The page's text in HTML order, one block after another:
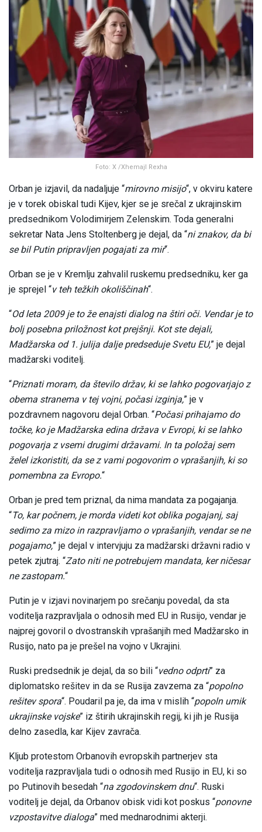
Foto: X /Xhemajl Rexha
Orban je izjavil, da nadaljuje “mirovno misijo“, v okviru katere
je v torek obiskal tudi Kijev, kjer se je srečal z ukrajinskim
predsednikom Volodimirjem Zelenskim. Toda generalni
sekretar Nata Jens Stoltenberg je dejal, da “ni znakov, da bi
se bil Putin pripravljen pogajati za mir“.
Orban se je v Kremlju zahvalil ruskemu predsedniku, ker ga
je sprejel “v teh težkih okoliščinah“.
“Od leta 2009 je to že enajsti dialog na štiri oči. Vendar je to
bolj posebna priložnost kot prejšnji. Kot ste dejali,
Madžarska od 1. julija dalje predseduje Svetu EU,” je dejal
madžarski voditelj.
“Priznati moram, da število držav, ki se lahko pogovarjajo z
obema stranema v tej vojni, počasi izginja,” je v
pozdravnem nagovoru dejal Orban. “Počasi prihajamo do
točke, ko je Madžarska edina država v Evropi, ki se lahko
pogovarja z vsemi drugimi državami. In ta položaj sem
želel izkoristiti, da se z vami pogovorim o vprašanjih, ki so
pomembna za Evropo.“
Orban je pred tem priznal, da nima mandata za pogajanja.
“To, kar počnem, je morda videti kot oblika pogajanj, saj
sedimo za mizo in razpravljamo o vprašanjih, vendar se ne
pogajamo,” je dejal v intervjuju za madžarski državni radio v
petek zjutraj. “Zato niti ne potrebujem mandata, ker ničesar
ne zastopam.“
Putin je v izjavi novinarjem po srečanju povedal, da sta
voditelja razpravljala o odnosih med EU in Rusijo, vendar je
najprej govoril o dvostranskih vprašanjih med Madžarsko in
Rusijo, nato pa je prešel na vojno v Ukrajini.
Ruski predsednik je dejal, da so bili “vedno odprti” za
diplomatsko rešitev in da se Rusija zavzema za “popolno
rešitev spora“. Poudaril pa je, da ima v mislih “popoln umik
ukrajinske vojske” iz štirih ukrajinskih regij, ki jih je Rusija
delno zasedla, kar Kijev zavrača.
Kljub protestom Orbanovih evropskih partnerjev sta
voditelja razpravljala tudi o odnosih med Rusijo in EU, ki so
po Putinovih besedah “na zgodovinskem dnu“. Ruski
voditelj je dejal, da Orbanov obisk vidi kot poskus “ponovne
vzpostavitve dialoga” med mednarodnimi akterji.